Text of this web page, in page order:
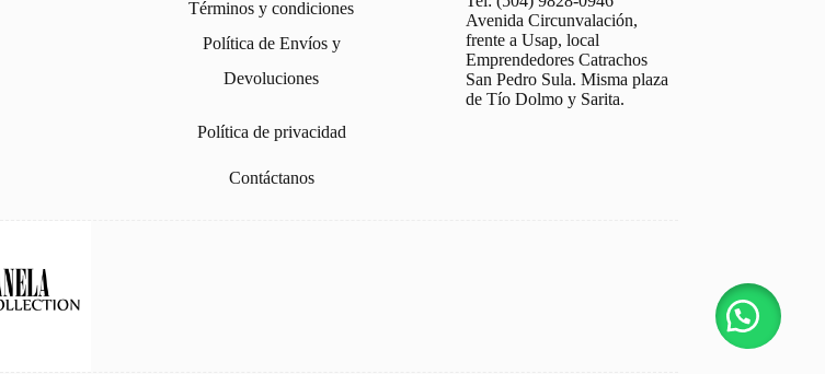
Términos y condiciones
Política de Envíos y
Devoluciones
Política de privacidad
Contáctanos
Avenida Circunvalación,
frente a Usap, local
Emprendedores Catrachos
San Pedro Sula. Misma plaza
de Tío Dolmo y Sarita.